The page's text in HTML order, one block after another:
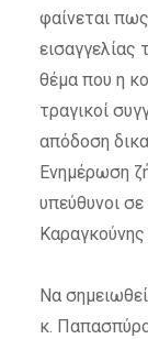
φαίνεται
εισαγγελίας
θέμα που η
τραγικοί
απόδοση
Ενημέρωση
υπεύθυνοι
Να
κ.